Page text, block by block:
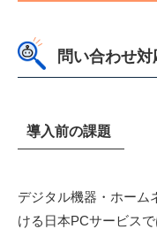
問い合わせ
導入前の課題
デジタル機器・ホーム
ける日本PCサービス